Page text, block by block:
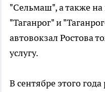
"Сельмаш", а также на
"Таганрог" и
автовокзал Ростова
услугу.
В сентябре этого